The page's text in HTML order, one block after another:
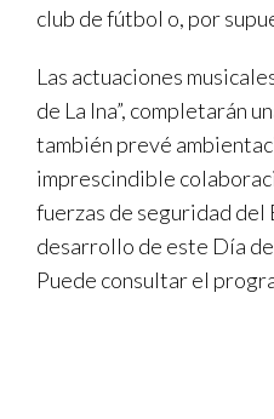
club de fútbol o, por
Las actuaciones
de La Ina”, completarán
también prevé
imprescindible
fuerzas de seguridad del
desarrollo de este Día
Puede consultar el